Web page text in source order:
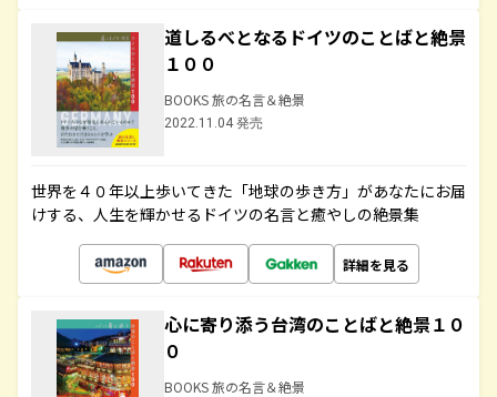
道しるべとなるドイツのことばと絶景
１００
BOOKS 旅の名言＆絶景
2022.11.04 発売
世界を４０年以上歩いてきた「地球の歩き方」があなたにお届
けする、人生を輝かせるドイツの名言と癒やしの絶景集
詳細を見る
心に寄り添う台湾のことばと絶景１０
０
BOOKS 旅の名言＆絶景